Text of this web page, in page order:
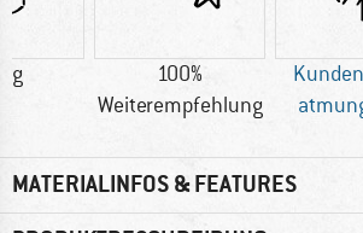
g
100%
Weiterempfehlung
MATERIALINFOS & FEATURES